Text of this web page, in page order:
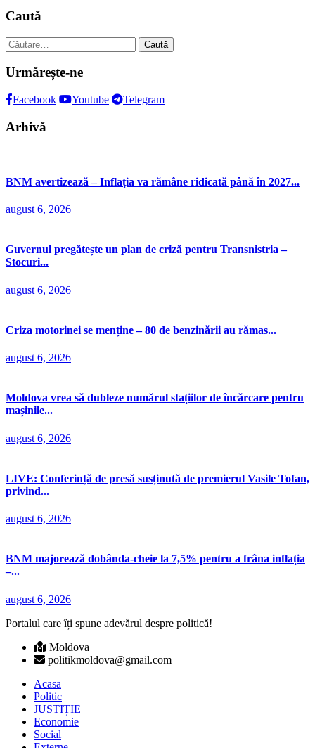
Caută
Caută
după:
Urmărește-ne
Facebook Youtube Telegram
Arhivă
BNM avertizează – Inflația va rămâne ridicată până în 2027...
august 6, 2026
Guvernul pregătește un plan de criză pentru Transnistria –
Stocuri...
august 6, 2026
Criza motorinei se menține – 80 de benzinării au rămas...
august 6, 2026
Moldova vrea să dubleze numărul stațiilor de încărcare pentru
mașinile...
august 6, 2026
LIVE: Conferință de presă susținută de premierul Vasile Tofan,
privind...
august 6, 2026
BNM majorează dobânda-cheie la 7,5% pentru a frâna inflația
–...
august 6, 2026
Portalul care îți spune adevărul despre politică!
Moldova
politikmoldova@gmail.com
Acasa
Politic
JUSTIȚIE
Economie
Social